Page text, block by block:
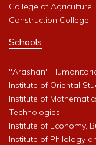
College of Agriculture
Construction College
Schools
"Arashan"
Institute of Oriental
Institute of
Technologies
Institute of Economy,
Institute of Philology